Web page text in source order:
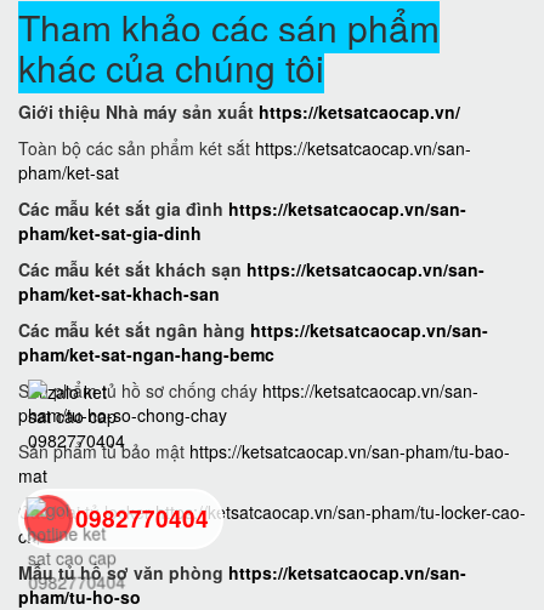
Tham khảo các sán phẩm
khác của chúng tôi
Giới thiệu Nhà máy sản xuất https://ketsatcaocap.vn/
Toàn bộ các sản phẩm két sắt https://ketsatcaocap.vn/san-
pham/ket-sat
Các mẫu két sắt gia đình https://ketsatcaocap.vn/san-
pham/ket-sat-gia-dinh
Các mẫu két sắt khách sạn https://ketsatcaocap.vn/san-
pham/ket-sat-khach-san
Các mẫu két sắt ngân hàng https://ketsatcaocap.vn/san-
pham/ket-sat-ngan-hang-bemc
Sản phẩm tủ hồ sơ chống cháy https://ketsatcaocap.vn/san-
pham/tu-ho-so-chong-chay
Sản phẩm tủ bảo mật https://ketsatcaocap.vn/san-pham/tu-bao-
mat
Các loại tủ lockerhttps://ketsatcaocap.vn/san-pham/tu-locker-cao-
cap
Mẫu tủ hồ sơ văn phòng https://ketsatcaocap.vn/san-
pham/tu-ho-so
0982770404